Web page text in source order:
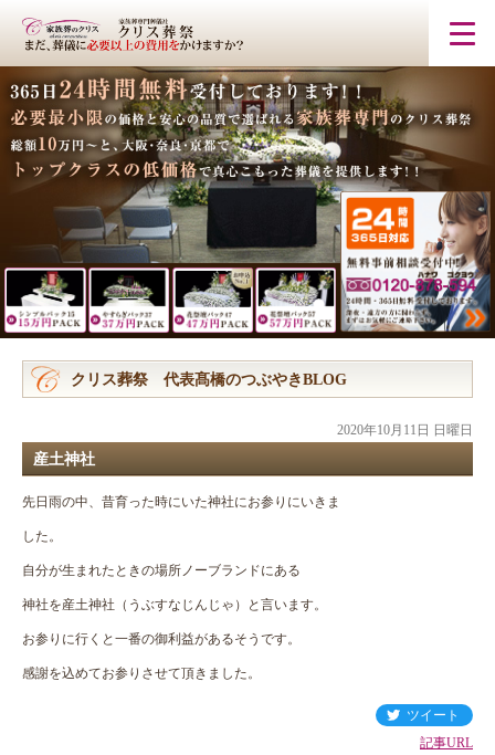
クリス葬祭 代表髙橋のつぶやきBLOG
2020年10月11日 日曜日
産土神社
先日雨の中、昔育った時にいた神社にお参りにいきま
した。
自分が生まれたときの場所ノーブランドにある
神社を産土神社（うぶすなじんじゃ）と言います。
お参りに行くと一番の御利益があるそうです。
感謝を込めてお参りさせて頂きました。
ツイート
記事URL